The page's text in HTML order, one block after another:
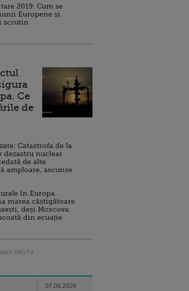
2019: Cum se
Europene și
scrutin
Ce
de
Catastrofa de la
dezastru nuclear
de alte
amploare, ascunse
în Europa.
marea câștigătoare
deși Moscova
din ecuație
PROTV
07.08.2026